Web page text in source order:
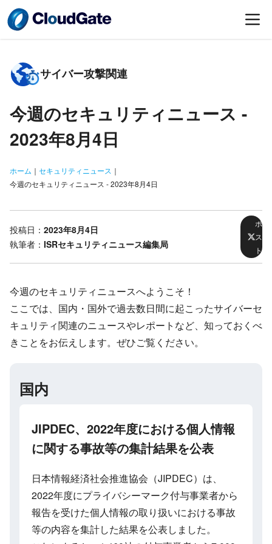
サイバー攻撃関連
今週のセキュリティニュース -
2023年8月4日
ホーム ｜ セキュリティニュース ｜
今週のセキュリティニュース - 2023年8月4日
投稿日： 2023年8月4日
執筆者： ISRセキュリティニュース編集局
ポ
ス
ト
今週のセキュリティニュースへようこそ！
ここでは、国内・国外で過去数日間に起こったサイバーセ
キュリティ関連のニュースやレポートなど、知っておくべ
きことをお伝えします。ぜひご覧ください。
国内
JIPDEC、2022年度における個人情報
に関する事故等の集計結果を公表
日本情報経済社会推進協会（JIPDEC）は、
2022年度にプライバシーマーク付与事業者から
報告を受けた個人情報の取り扱いにおける事故
等の内容を集計した結果を公表しました。